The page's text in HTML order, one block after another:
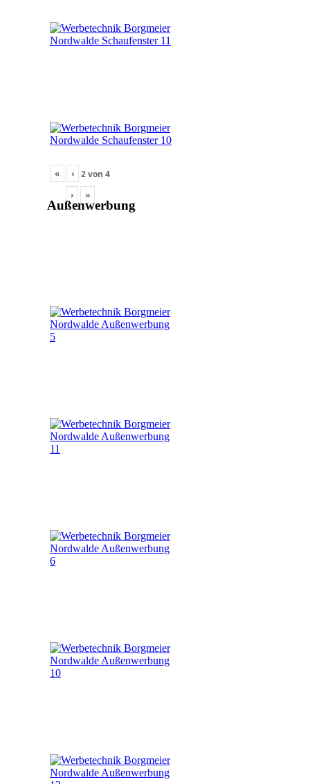
« ‹ 2von4
›
»
Außenwerbung